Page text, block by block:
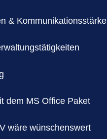
& Kommunikationsstärke
dem MS Office Paket
wäre wünschenswert